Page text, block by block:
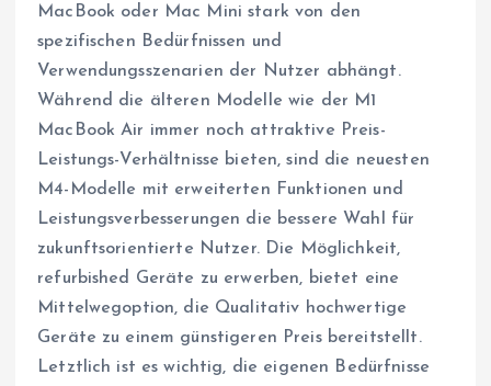
MacBook oder Mac Mini stark von den
spezifischen Bedürfnissen und
Verwendungsszenarien der Nutzer abhängt.
Während die älteren Modelle wie der M1
MacBook Air immer noch attraktive Preis-
Leistungs-Verhältnisse bieten, sind die neuesten
M4-Modelle mit erweiterten Funktionen und
Leistungsverbesserungen die bessere Wahl für
zukunftsorientierte Nutzer. Die Möglichkeit,
refurbished Geräte zu erwerben, bietet eine
Mittelwegoption, die Qualitativ hochwertige
Geräte zu einem günstigeren Preis bereitstellt.
Letztlich ist es wichtig, die eigenen Bedürfnisse